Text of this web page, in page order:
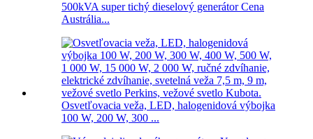
500kVA super tichý dieselový generátor Cena
Austrália...
Osvetľovacia veža, LED, halogenidová výbojka
100 W, 200 W, 300 ...